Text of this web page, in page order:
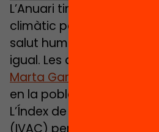
L’Anuari tindrà un capítol
climàtic perquè el
salut humana però no
igual. Les ambientòlogues
Marta García
en la població infantil i
L’Índex de Vulnerabilitat